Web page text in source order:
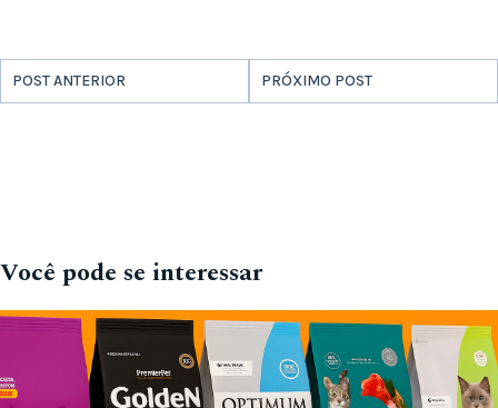
POST ANTERIOR PRÓXIMO POST
Você pode se interessar